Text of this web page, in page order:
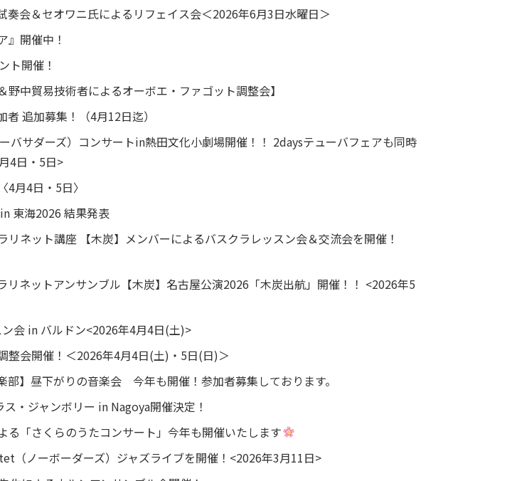
奏会＆セオワニ氏によるリフェイス会＜2026年6月3日水曜日＞
』開催中！
ト開催！
野中貿易技術者によるオーボエ・ファゴット調整会】
追加募集！（4月12日迄）
バサダーズ）コンサートin熱田文化小劇場開催！！ 2daysテューバフェアも同時
4日・5日>
4月4日・5日〉
東海2026 結果発表
リネット講座 【木炭】メンバーによるバスクラレッスン会＆交流会を開催！
リネットアンサンブル【木炭】名古屋公演2026「木炭出航」開催！！ <2026年5
ン会 in バルドン<2026年4月4日(土)>
整会開催！＜2026年4月4日(土)・5日(日)＞
部】昼下がりの音楽会 今年も開催！参加者募集しております。
・ジャンボリー in Nagoya開催決定！
る「さくらのうたコンサート」今年も開催いたします
（ノーボーダーズ）ジャズライブを開催！<2026年3月11日>